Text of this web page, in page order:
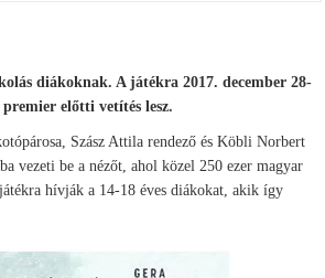
diákoknak. A játékra 2017. december 28-
előtti vetítés lesz.
Szász Attila rendező és Köbli Norbert
be a nézőt, ahol közel 250 ezer magyar
hívják a 14-18 éves diákokat, akik így